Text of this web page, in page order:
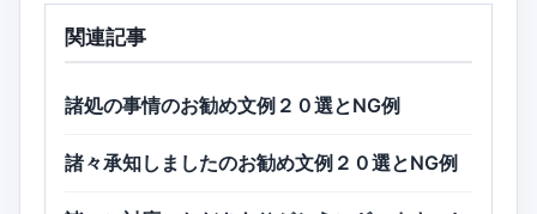
関連記事
諸処の事情のお勧め文例２０選とNG例
諸々承知しましたのお勧め文例２０選とNG例